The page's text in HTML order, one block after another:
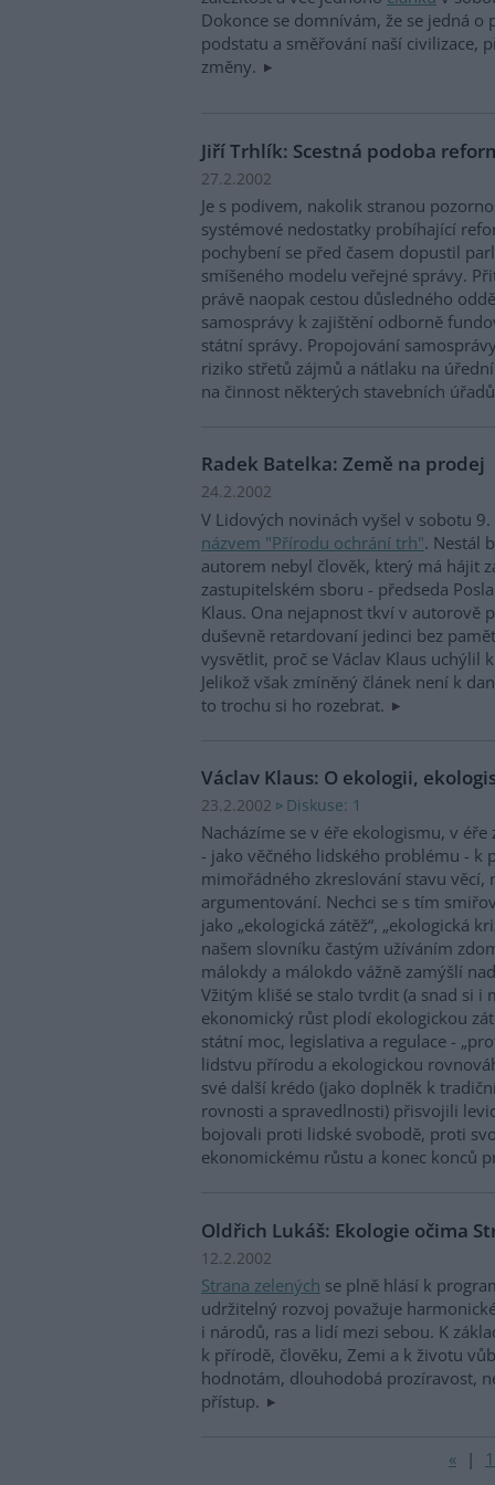
Dokonce se domnívám, že se jedná o
podstatu a směřování naší civilizace,
změny.
Jiří Trhlík: Scestná podoba
27.2.2002
Je s podivem, nakolik stranou
systémové nedostatky probíhající
pochybení se před časem dopustil
smíšeného modelu veřejné správy.
právě naopak cestou důsledného
samosprávy k zajištění odborně
státní správy. Propojování
riziko střetů zájmů a nátlaku na
na činnost některých stavebních
Radek Batelka: Země na prodej
24.2.2002
V Lidových novinách vyšel v sobotu
názvem "Přírodu ochrání trh". Nestál
autorem nebyl člověk, který má hájit
zastupitelském sboru - předseda
Klaus. Ona nejapnost tkví v autorově
duševně retardovaní jedinci bez
vysvětlit, proč se Václav Klaus uchýlil
Jelikož však zmíněný článek není k
to trochu si ho rozebrat.
Václav Klaus: O ekologii,
23.2.2002 Diskuse: 1
Nacházíme se v éře ekologismu, v
- jako věčného lidského problému - k
mimořádného zkreslování stavu věcí,
argumentování. Nechci se s tím
jako „ekologická zátěž“, „ekologická
našem slovníku častým užíváním
málokdy a málokdo vážně zamýšlí
Vžitým klišé se stalo tvrdit (a snad si i
ekonomický růst plodí ekologickou
státní moc, legislativa a regulace -
lidstvu přírodu a ekologickou
své další krédo (jako doplněk k
rovnosti a spravedlnosti) přisvojili
bojovali proti lidské svobodě, proti
ekonomickému růstu a konec konců
Oldřich Lukáš: Ekologie očima
12.2.2002
Strana zelených se plně hlásí k
udržitelný rozvoj považuje
i národů, ras a lidí mezi sebou. K
k přírodě, člověku, Zemi a k životu
hodnotám, dlouhodobá prozíravost,
přístup.
« | 1